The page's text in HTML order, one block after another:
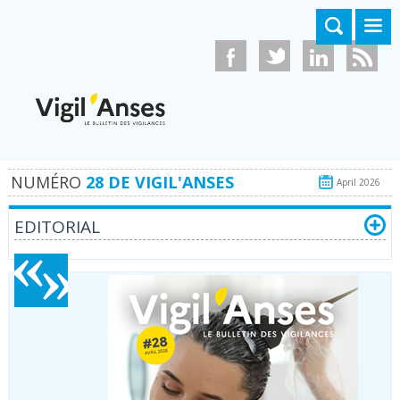
April 2026
NUMÉRO 28 DE VIGIL'ANSES
EDITORIAL